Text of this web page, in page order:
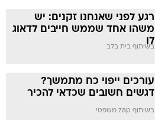
רגע לפני שאנחנו זקנים: יש
משהו אחד שממש חייבים לדאוג
לו
בשיתוף בית בלב
עורכים ייפוי כח מתמשך?
דגשים חשובים שכדאי להכיר
בשיתוף zap משפטי